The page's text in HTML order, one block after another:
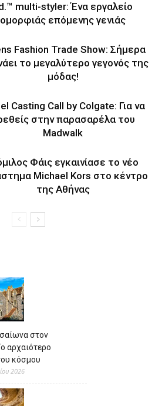
multi-styler: Ένα εργαλείο
ομορφιάς επόμενης γενιάς
Fashion Trade Show: Σήμερα
το μεγαλύτερο γεγονός της
μόδας!
Casting Call by Colgate: Για να
στην παρασαρέλα του
Μadwalk
Φάις εγκαινίασε το νέο
Michael Kors στο κέντρο
της Αθήνας
στον
αρχαιότερο
κόσμου
2026